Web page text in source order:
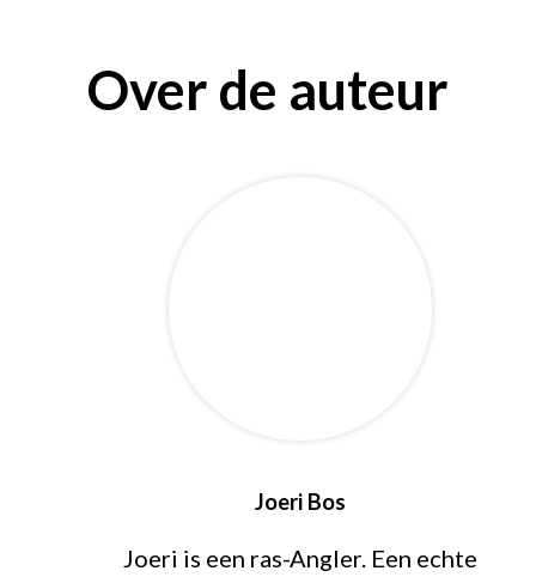
Over de auteur
Joeri Bos
Joeri is een ras-Angler. Een echte